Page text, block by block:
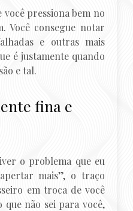
você pressiona bem no
Você consegue notar
e outras mais
é justamente quando
e tal.
fina e
o problema que eu
mais”, o traço
em troca de você
não sei para você,